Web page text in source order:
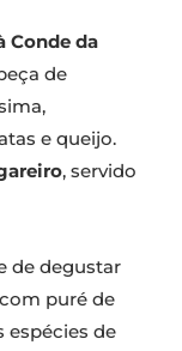
Conde da
de
e queijo.
, servido
de degustar
puré de
espécies de